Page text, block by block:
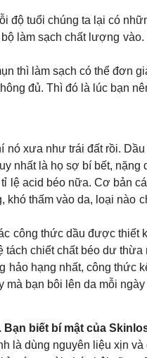
độ tuổi chúng ta lại có
làm sạch chất lượng
thì làm sạch có thể đơn
đủ. Thì đó là lúc bạn
xưa như trái đất rồi.
nhất là họ sợ bí bết, nặng
acid béo nữa. Cơ bản
thấm vào da, loại nào
công thức dầu được
chiết chất béo dư
hạng nhất, công thức
bạn bôi lên da mỗi
biết bí mật của
là dùng nguyên liệu xịn